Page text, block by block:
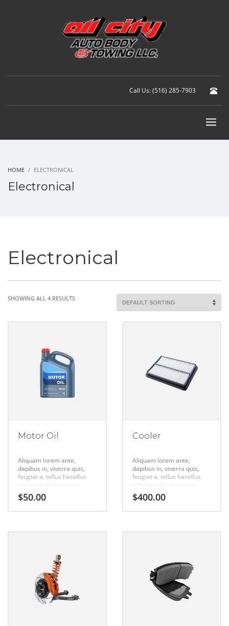
Call Us: (516) 285-7903
HOME ELECTRONICAL
Electronical
Electronical
SHOWING ALL 4 RESULTS
Motor Oil
Aliquam lorem ante,
dapibus in, viverra quis,
feugiat a, tellus hasellus
viverra nulla ut metus
varius laort, uisque rutrum.
Aenean imperdiet. Etiam
$50.00
Cooler
Aliquam lorem ante,
dapibus in, viverra quis,
feugiat a, tellus hasellus
viverra nulla ut metus
varius laort, uisque rutrum.
Aenean imperdiet. Etiam
$400.00